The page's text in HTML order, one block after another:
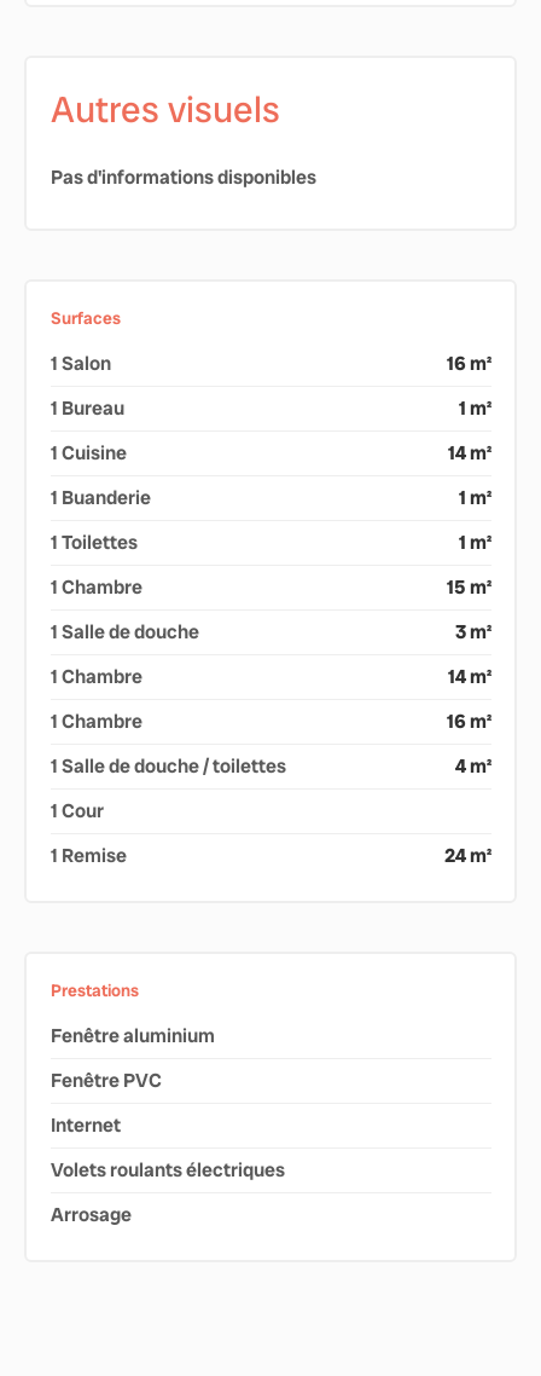
Autres visuels
Pas d'informations disponibles
Surfaces
1 Salon
16 m²
1 Bureau
1 m²
1 Cuisine
14 m²
1 Buanderie
1 m²
1 Toilettes
1 m²
1 Chambre
15 m²
1 Salle de douche
3 m²
1 Chambre
14 m²
1 Chambre
16 m²
1 Salle de douche / toilettes
4 m²
1 Cour
1 Remise
24 m²
Prestations
Fenêtre aluminium
Fenêtre PVC
Internet
Volets roulants électriques
Arrosage